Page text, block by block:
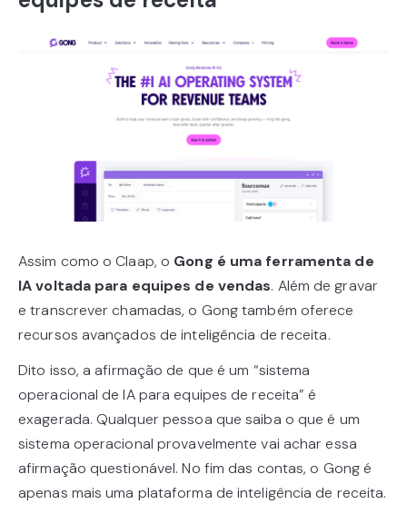
Assim como o Claap, o Gong é uma ferramenta de
IA voltada para equipes de vendas. Além de gravar
e transcrever chamadas, o Gong também oferece
recursos avançados de inteligência de receita.
Dito isso, a afirmação de que é um “sistema
operacional de IA para equipes de receita” é
exagerada. Qualquer pessoa que saiba o que é um
sistema operacional provavelmente vai achar essa
afirmação questionável. No fim das contas, o Gong é
apenas mais uma plataforma de inteligência de receita.